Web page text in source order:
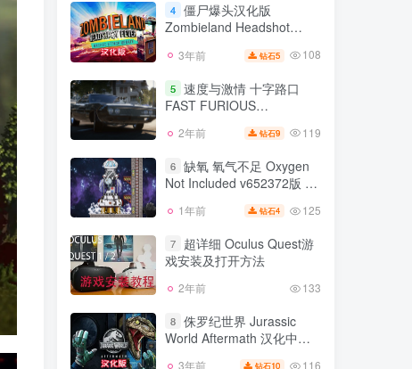
4 僵尸爆头汉化版
Zombieland Headshot
3年前 钻石5 108
5 速度与激情 十字路口
FAST FURIOUS
2年前 钻石9 119
6 缺氧 氧气不足 Oxygen
Not Included v652372版 集
1年前 钻石4 125
7
超详细 Oculus Quest游
戏安装及打开方法
2年前 133
8 侏罗纪世界 Jurassic
World Aftermath 汉化中文
3年前 钻石10 116
v20448r版 密室逃脱模拟器
1 v38841r版 集成全DLC 官
方中文
昨天 钻石5
4
僵尸爆头汉化版
Zombieland Headshot
Fever
3年前
5
速度与激情 十字路口
CROSSROADS
2年前 钻石9
6
缺氧 氧气不足 Oxygen
成全DLC 官方中文
1年前 钻石
7
超详细 Oculus Quest游
2年前 133